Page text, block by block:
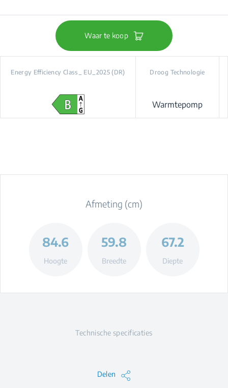
Waar te koop
Energy Efficiency Class_ EU_2025 (DR) Droog Technologie
Warmtepomp
Afmeting (cm)
84.6
Hoogte
59.8
Breedte
67.2
Diepte
Technische specificaties
Delen